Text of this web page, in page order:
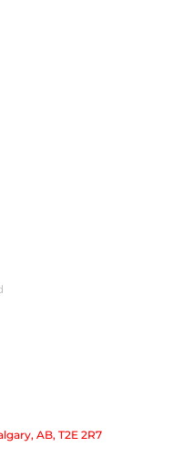
AB, T2E 2R7